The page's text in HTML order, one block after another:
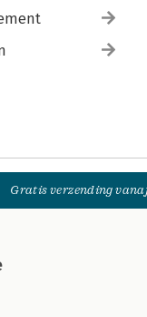
Gratis verzending